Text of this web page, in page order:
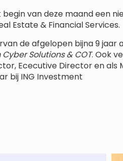
van deze maand een
Estate & Financial Services.
de afgelopen bijna 9 jaar
Solutions & COT. Ook
Ececutive Director en als
bij ING Investment